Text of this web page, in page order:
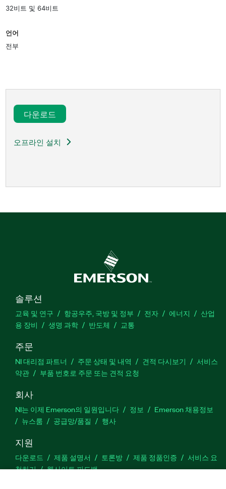
32비트 및 64비트
언어
전부
다운로드​
오프라인 설치
솔루션
교육 및 연구 항공우주, 국방 및 정부 전자 에너지
산업
용 장비
생명 과학 반도체 교통
주문
NI 대리점 파트너 주문 상태 및 내역 견적 다시보기
서비스
약관
부품 번호로 주문 또는 견적 요청
회사
NI는 이제 Emerson의 일원입니다 정보
Emerson 채용정보
뉴스룸
공급망/품질 행사
지원
다운로드 제품 설명서 토론방 제품 정품인증
서비스 요
청하기
웹사이트 피드백